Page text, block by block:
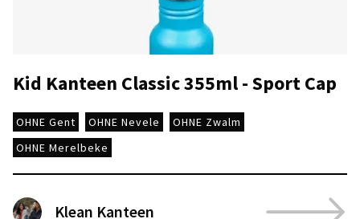
Kid Kanteen Classic 355ml - Sport Cap
OHNE Gent OHNE Nevele
OHNE Zwalm
OHNE Merelbeke
Klean Kanteen